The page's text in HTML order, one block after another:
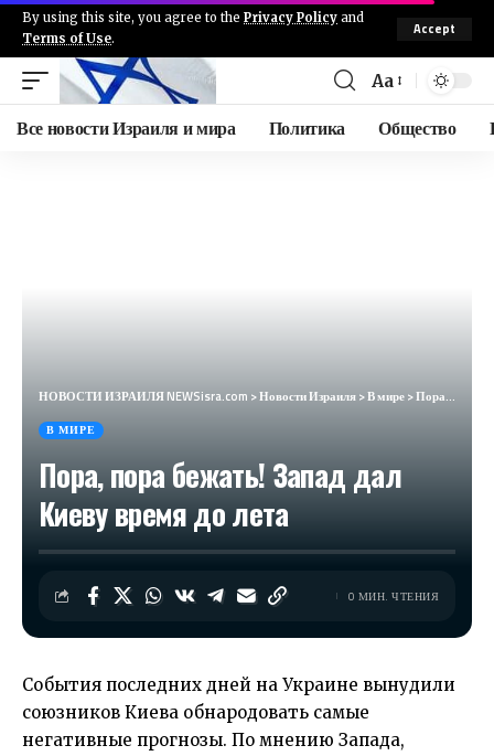
By using this site, you agree to the Privacy Policy and
Terms of Use.
Accept
Aa
Все новости Израиля и мира Политика Общество
НОВОСТИ ИЗРАИЛЯ NEWSisra.com >Новости Израиля>В мире>Пора, пора бежать! Запад дал Киеву время до лета
В МИРЕ
Пора, пора бежать! Запад дал
Киеву время до лета
0 МИН. ЧТЕНИЯ
События последних дней на Украине вынудили
союзников Киева обнародовать самые
негативные прогнозы. По мнению Запада,